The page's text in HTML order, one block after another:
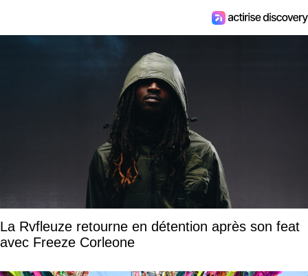
La Rvfleuze retourne en détention après son feat
avec Freeze Corleone